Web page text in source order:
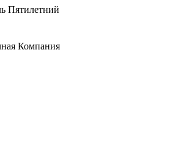
Пятилетний
Компания